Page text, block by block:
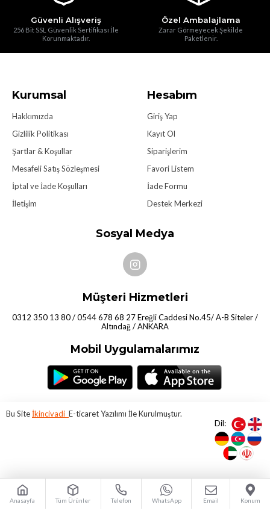
Güvenli Alışveriş
256 Bit SSL Güvenlik Sertifikası İle
Korunmaktadır.
Özel Ambalajlama
Zarar Görmeyecek Şekilde
Paketlenir.
Kurumsal
Hakkımızda
Gizlilik Politikası
Şartlar & Koşullar
Mesafeli Satış Sözleşmesi
İptal ve İade Koşulları
İletişim
Hesabım
Giriş Yap
Kayıt Ol
Siparişlerim
Favori Listem
İade Formu
Destek Merkezi
Sosyal Medya
Müşteri Hizmetleri
0312 350 13 80 / 0544 678 68 27 Ereğli Caddesi No.45/ A-B Siteler /
Altındağ / ANKARA
Mobil Uygulamalarımız
Bu Siteİkincivadi E-ticaret Yazılımı İle Kurulmuştur.
Dil:
Anasayfa Tüm Ürünler Telefon WhatsApp Email Konum